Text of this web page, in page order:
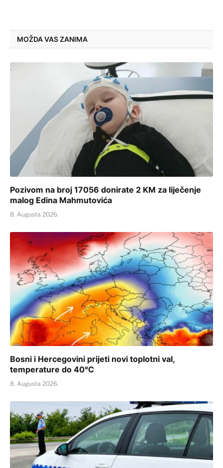
MOŽDA VAS ZANIMA
Pozivom na broj 17056 donirate 2 KM za liječenje
malog Edina Mahmutovića
8. Augusta 2026.
Bosni i Hercegovini prijeti novi toplotni val,
temperature do 40°C
8. Augusta 2026.